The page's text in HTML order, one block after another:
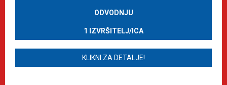
ODVODNJU
1 IZVRŠITELJ/ICA
KLIKNI ZA DETALJE!